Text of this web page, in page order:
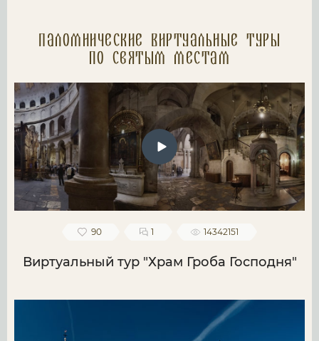
Паломнические Виртуальные туры
по святым местам
90 1 14342151
Виртуальный тур "Храм Гроба Господня"